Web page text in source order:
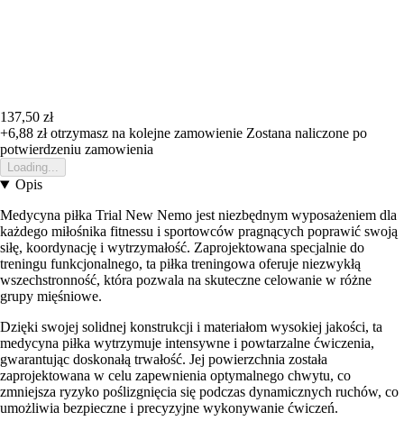
137,50 zł
+6,88 złotrzymasz na kolejne zamowienie Zostana naliczone po
potwierdzeniu zamowienia
Loading...
Opis
Medycyna piłka Trial New Nemo jest niezbędnym wyposażeniem dla
każdego miłośnika fitnessu i sportowców pragnących poprawić swoją
siłę, koordynację i wytrzymałość. Zaprojektowana specjalnie do
treningu funkcjonalnego, ta piłka treningowa oferuje niezwykłą
wszechstronność, która pozwala na skuteczne celowanie w różne
grupy mięśniowe.
Dzięki swojej solidnej konstrukcji i materiałom wysokiej jakości, ta
medycyna piłka wytrzymuje intensywne i powtarzalne ćwiczenia,
gwarantując doskonałą trwałość. Jej powierzchnia została
zaprojektowana w celu zapewnienia optymalnego chwytu, co
zmniejsza ryzyko poślizgnięcia się podczas dynamicznych ruchów, co
umożliwia bezpieczne i precyzyjne wykonywanie ćwiczeń.